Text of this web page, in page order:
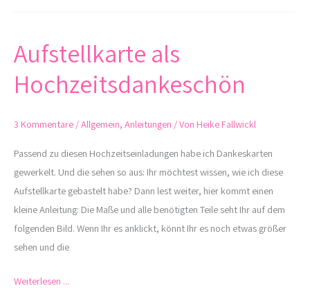
Aufstellkarte als
Hochzeitsdankeschön
3 Kommentare /Allgemein, Anleitungen / Von Heike Fallwickl
Passend zu diesen Hochzeitseinladungen habe ich Dankeskarten
gewerkelt. Und die sehen so aus: Ihr möchtest wissen, wie ich diese
Aufstellkarte gebastelt habe? Dann lest weiter, hier kommt einen
kleine Anleitung: Die Maße und alle benötigten Teile seht Ihr auf dem
folgenden Bild. Wenn Ihr es anklickt, könnt Ihr es noch etwas größer
sehen und die
Aufstellkarte
als
Hochzeitsdankeschön
Weiterlesen ...